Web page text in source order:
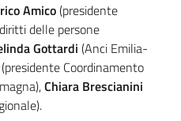
Amico(presidente
delle persone
Gottardi (Anci Emilia-
(presidente Coordinamento
Chiara Brescianini